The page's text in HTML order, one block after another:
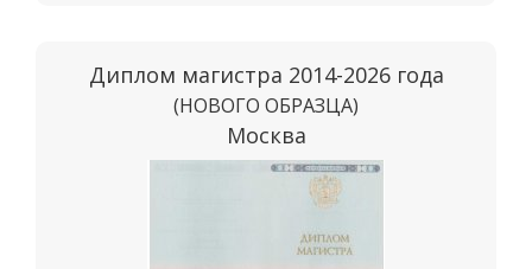
Диплом магистра 2014-2026 года
(НОВОГО ОБРАЗЦА)
Москва